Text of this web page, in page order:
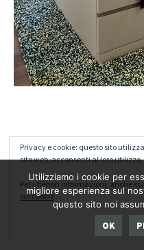
Privacy e cookie: questo sito
sito web, acconsenti al loro utilizzo.
Per ulteriori informazioni, anche
sui cookie
Utilizziamo i cookie per
migliore esperienza sul
questo sito noi
OK